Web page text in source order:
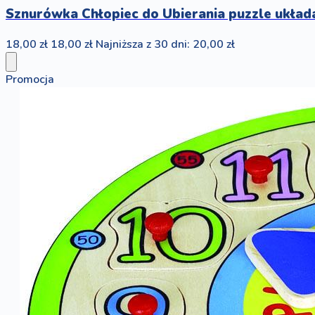
Sznurówka Chłopiec do Ubierania puzzle
18,00 zł 18,00 zł Najniższa z 30 dni: 20,00 zł
Promocja